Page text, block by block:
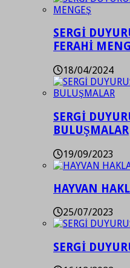
SERGİ
FERAHİ
18/04/2024
SERGİ
BULUŞMALAR
19/09/2023
HAYVAN
25/07/2023
SERGİ